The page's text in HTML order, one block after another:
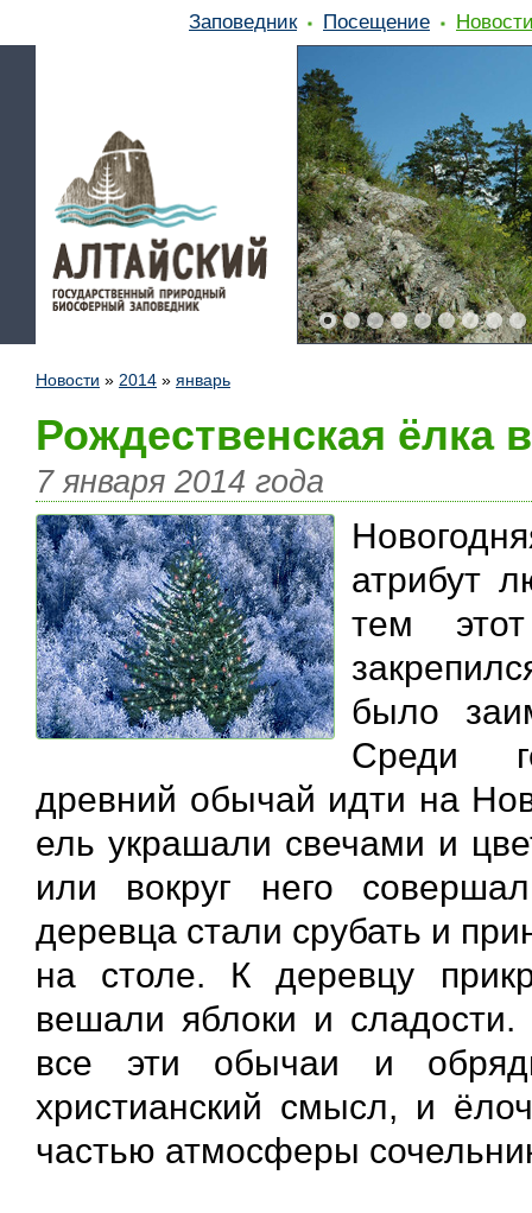
Заповедник Посещение
Новости » 2014 » январь
Рождественская ёлка
7 января 2014 года
атрибут
тем
было
Среди
древний обычай идти на
ель украшали свечами и
или вокруг него
деревца стали срубать и
на столе. К деревцу
вешали яблоки и
все эти обычаи и
христианский смысл, и
частью атмосферы